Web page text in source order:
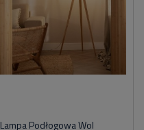
Lampa Podłogowa Wol